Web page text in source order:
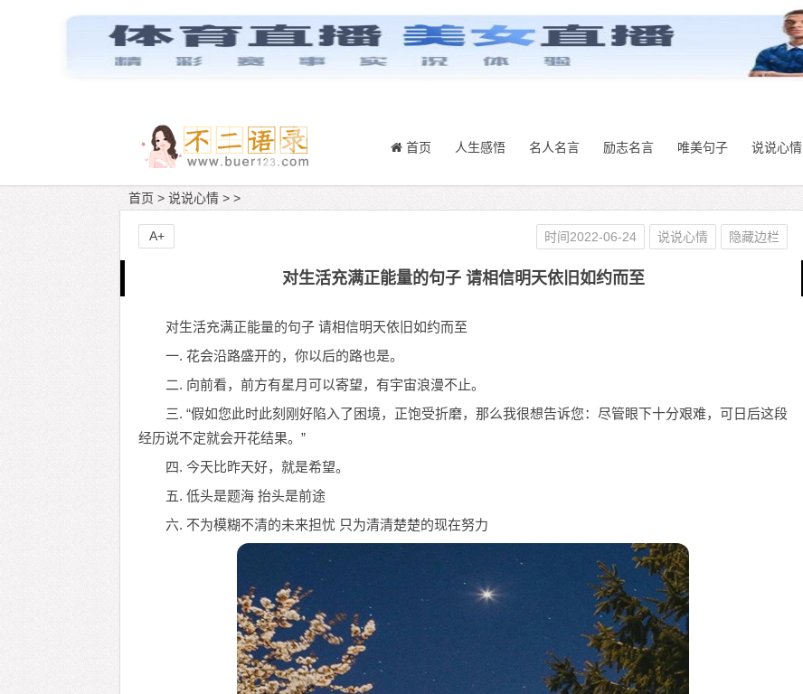
首页 人生感悟 名人名言 励志名言 唯美句子 说说心情
首页 > 说说心情 > >
对生活充满正能量的句子 请相信明天依旧如约而至
对生活充满正能量的句子 请相信明天依旧如约而至
一. 花会沿路盛开的，你以后的路也是。
二. 向前看，前方有星月可以寄望，有宇宙浪漫不止。
三. “假如您此时此刻刚好陷入了困境，正饱受折磨，那么我很想告诉您：尽管眼下十分艰难，可日后这段
经历说不定就会开花结果。”
四. 今天比昨天好，就是希望。
五. 低头是题海 抬头是前途
六. 不为模糊不清的未来担忧 只为清清楚楚的现在努力
时间2022-06-24 说说心情 隐藏边栏
A+